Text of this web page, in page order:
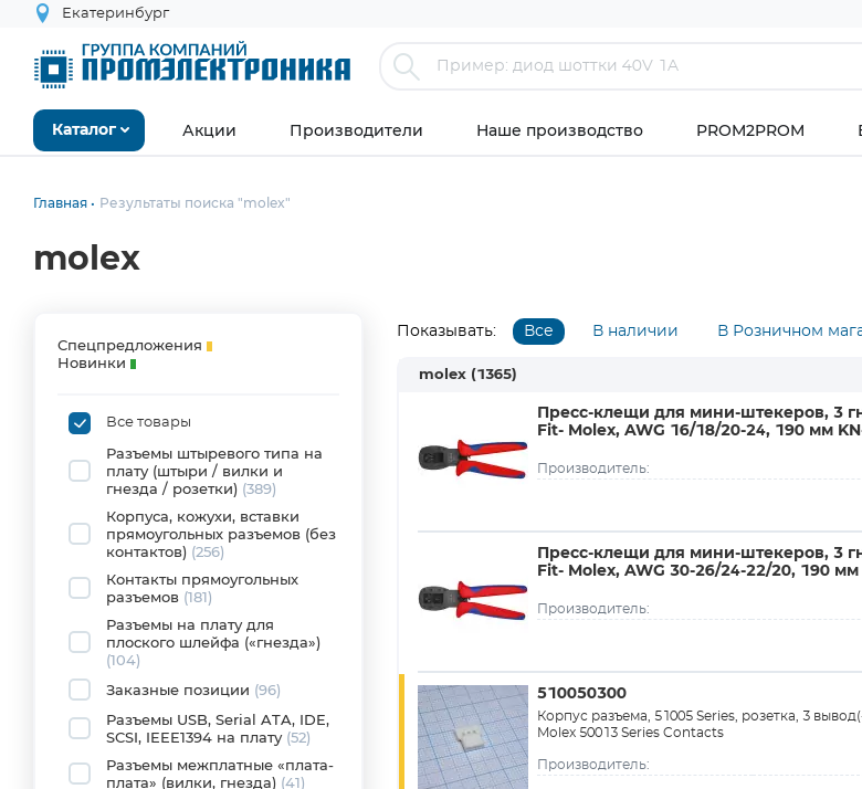
Екатеринбург
Каталог Акции Производители Наше производство PROM2PROM
Главная Результаты поиска "molex"
molex
Спецпредложения
Новинки
Все товары
Разъемы штыревого типа на
плату (штыри / вилки и
гнезда / розетки) (389)
Корпуса, кожухи, вставки
прямоугольных разъемов (без
контактов) (256)
Контакты прямоугольных
разъемов (181)
Разъемы на плату для
плоского шлейфа («гнезда»)
(104)
Заказные позиции (96)
Разъемы USB, Serial ATA, IDE,
SCSI, IEEE1394 на плату (52)
Разъемы межплатные «плата-
плата» (вилки, гнезда) (41)
Показывать: Все В наличии В Розничном
molex (1365)
Пресс-клещи для мини-штекеров, 3
Fit- Molex, AWG 16/18/20-24, 190 мм
Производитель:
Пресс-клещи для мини-штекеров, 3
Fit- Molex, AWG 30-26/24-22/20, 190 мм
Производитель:
510050300
Корпус разъема, 51005 Series, розетка, 3
Molex 50013 Series Contacts
Производитель: